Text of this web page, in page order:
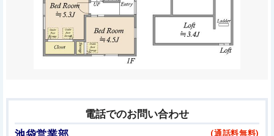
電話でのお問い合わせ
(通話料無料)